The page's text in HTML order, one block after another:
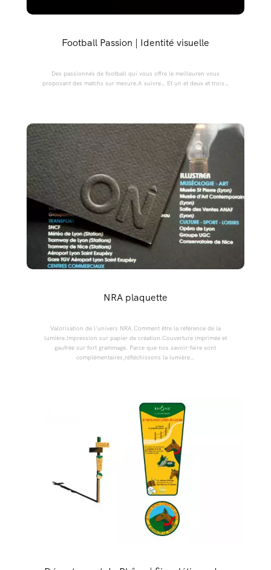
Football Passion | Identité visuelle
Des passionnés de football qui vous offre le meilleuren vous
proposant des matchs sur mesure.A suivre… Et un et deux et trois…
NRA plaquette
Valorisation de l'univers NRA.Comment être la référence de la
lumière.Impression sur papier de création.Couverture imprimée et
gaufrée sur fort grammage. Parce que nos savoir-faire sont
complémentaires,réfléchissons la lumière…